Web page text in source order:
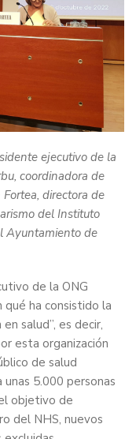
ejecutivo de la
coordinadora de
directora de
del Instituto
Ayuntamiento de
de la ONG
qué ha consistido la
salud”, es decir,
esta organización
de salud
5.000 personas
objetivo de
del NHS, nuevos